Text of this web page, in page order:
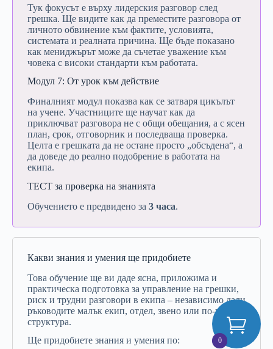
Тук фокусът е върху лидерския разговор след
грешка. Ще видите как да преместите разговора от
личното обвинение към фактите, условията,
системата и реалната причина. Ще бъде показано
как мениджърът може да съчетае уважение към
човека с високи стандарти към работата.
Модул 7: От урок към действие
Финалният модул показва как се затваря цикълът
на учене. Участниците ще научат как да
приключват разговора не с общи обещания, а с ясен
план, срок, отговорник и последваща проверка.
Целта е грешката да не остане просто „обсъдена“, а
да доведе до реално подобрение в работата на
екипа.
ТЕСТ за проверка на знанията
Обучението е предвидено за 3 часа.
Какви знания и умения ще придобиете
Това обучение ще ви даде ясна, приложима и
практическа подготовка за управление на грешки,
риск и трудни разговори в екипа – независимодали
ръководите малък екип, отдел, звено или по-голяма
структура.
Ще придобиете знания и умения по:
0